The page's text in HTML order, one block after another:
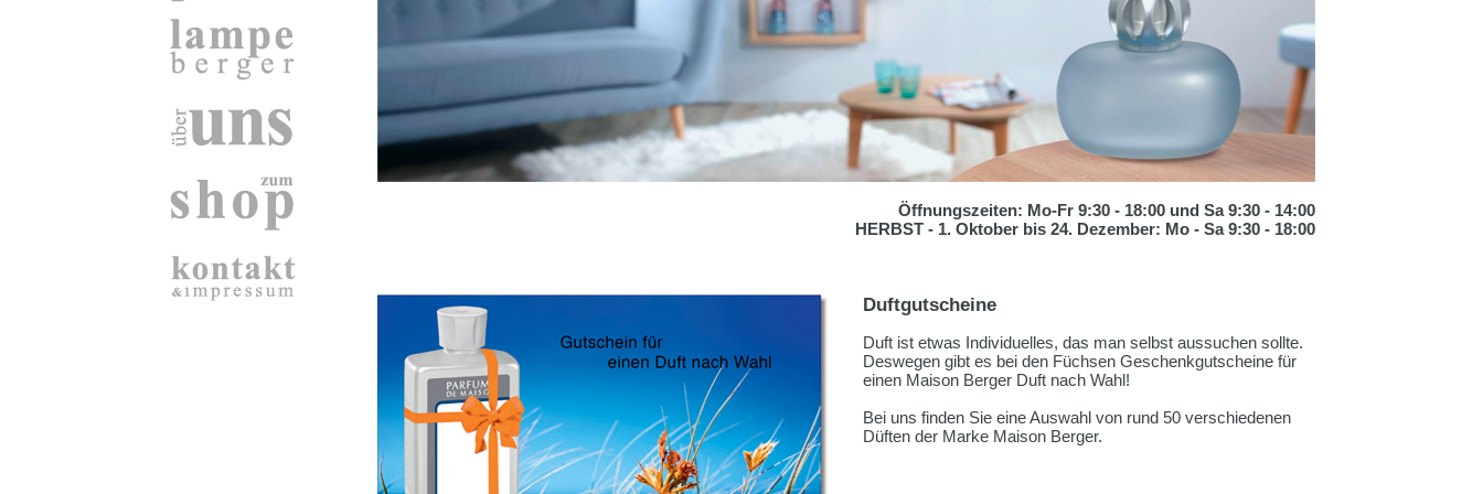
Öffnungszeiten: Mo-Fr 9:30 - 18:00 und Sa 9:30 - 14:00
HERBST - 1. Oktober bis 24. Dezember: Mo - Sa 9:30 - 18:00
Duftgutscheine
Duft ist etwas Individuelles, das man selbst aussuchen sollte.
Deswegen gibt es bei den Füchsen Geschenkgutscheine für
einen Maison Berger Duft nach Wahl!
Bei uns finden Sie eine Auswahl von rund 50 verschiedenen
Düften der Marke Maison Berger.